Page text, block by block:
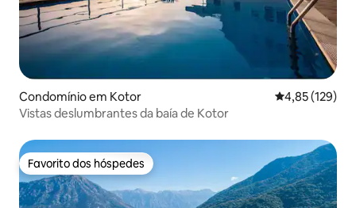
Condomínio em Kotor Classificação
4,85 (129)
Vistas deslumbrantes da baía de Kotor
Favorito dos hóspedes
Favorito dos hóspedes